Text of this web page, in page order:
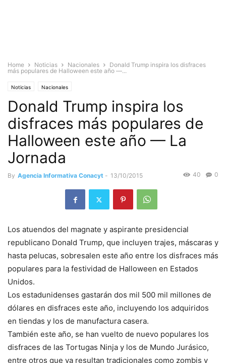
Home Noticias Nacionales
Donald Trump inspira los disfraces
más populares de Halloween este año —...
Noticias Nacionales
Donald Trump inspira los
disfraces más populares de
Halloween este año — La
Jornada
By Agencia Informativa Conacyt - 13/10/2015 0
40
Los atuendos del magnate y aspirante presidencial
republicano Donald Trump, que incluyen trajes, máscaras y
hasta pelucas, sobresalen este año entre los disfraces más
populares para la festividad de Halloween en Estados
Unidos.
Los estadunidenses gastarán dos mil 500 mil millones de
dólares en disfraces este año, incluyendo los adquiridos
en tiendas y los de manufactura casera.
También este año, se han vuelto de nuevo populares los
disfraces de las Tortugas Ninja y los de Mundo Jurásico,
entre otros que ya resultan tradicionales como zombis y